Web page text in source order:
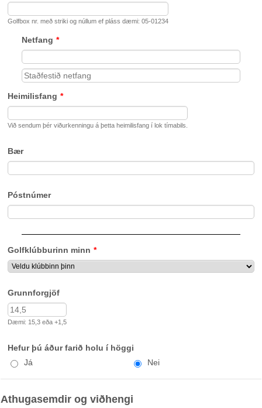
Golfbox nr. með striki og núllum ef pláss dæmi: 05-01234
Netfang *
Heimilisfang *
Við sendum þér viðurkenningu á þetta heimilisfang í lok tímabils.
Bær
Póstnúmer
Golfklúbburinn minn *
Grunnforgjöf
Dæmi: 15,3 eða +1,5
Hefur þú áður farið holu í höggi
Já
Nei
Athugasemdir og viðhengi